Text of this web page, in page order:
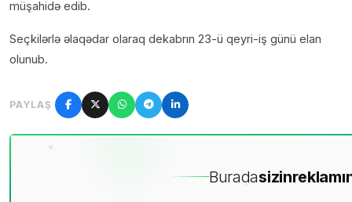
müşahidə edib.
Seçkilərlə əlaqədar olaraq dekabrın 23-ü qeyri-iş günü elan
olunub.
PAYLAŞ
Buradasizin